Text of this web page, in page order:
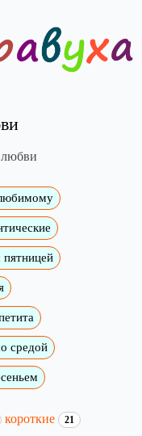
пятницей
средой
короткие 21